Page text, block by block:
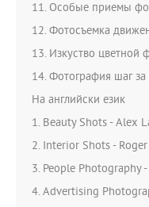
11. Особые приемы
12. Фотосъемка
13. Изкуство
14. Фотография шаг
На английски език
1. Beauty Shots - Alex
2. Interior Shots -
3. People Photography
4. Advertising